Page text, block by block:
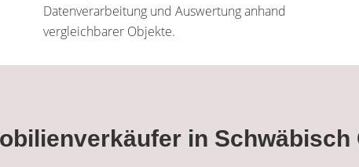
Datenverarbeitung und Auswertung anhand
vergleichbarer Objekte.
in Schwäbisch